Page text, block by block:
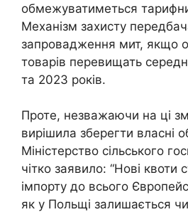
обмежуватиметься
Механізм захисту
запровадження мит, якщо
товарів перевищать
та 2023 років.
Проте, незважаючи на ці
вирішила зберегти власні
Міністерство сільського
чітко заявило: “Нові квоти
імпорту до всього
як у Польщі залишається